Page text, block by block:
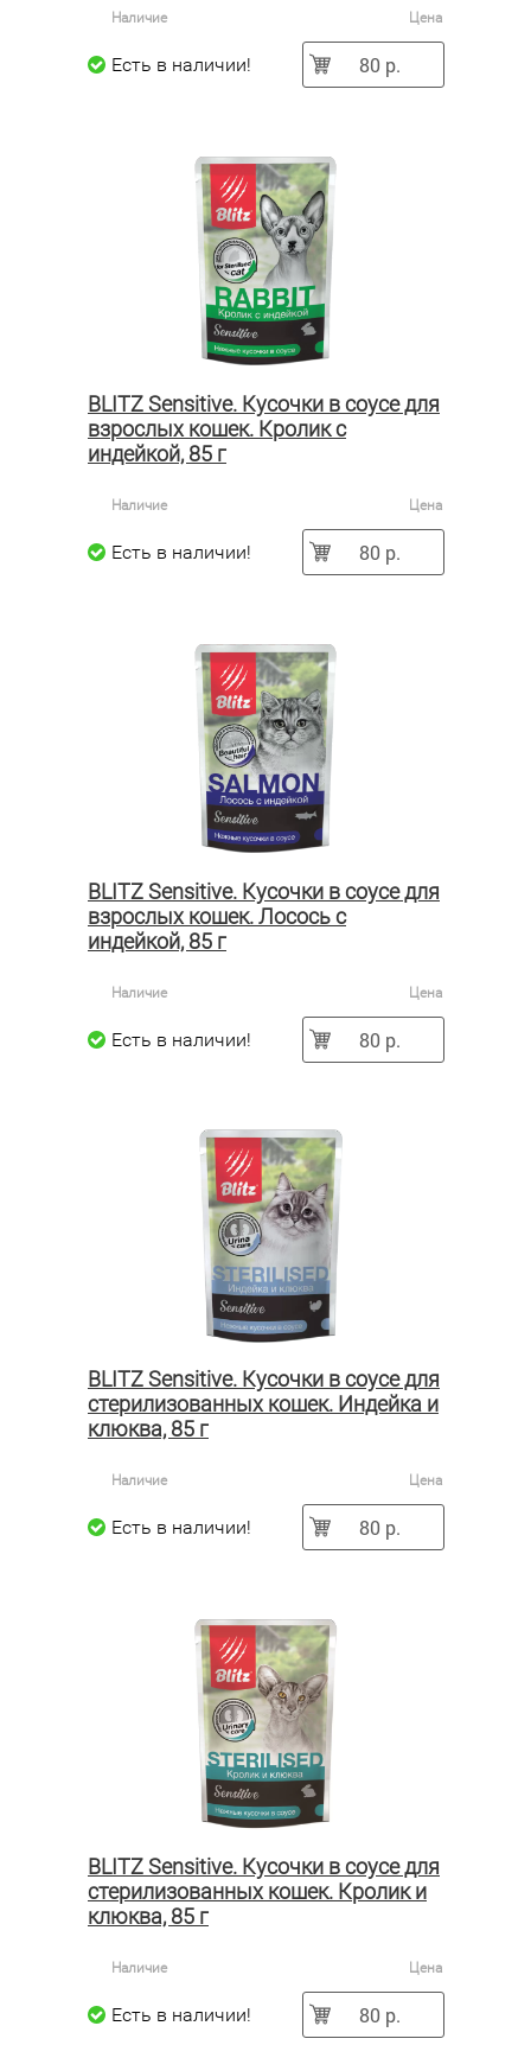
Наличие Цена
Есть в наличии! 80 р.
BLITZ Sensitive. Кусочки в соусе для
взрослых кошек. Кролик с
индейкой, 85 г
Наличие Цена
Есть в наличии! 80 р.
BLITZ Sensitive. Кусочки в соусе для
взрослых кошек. Лосось с
индейкой, 85 г
Наличие Цена
Есть в наличии! 80 р.
BLITZ Sensitive. Кусочки в соусе для
стерилизованных кошек. Индейка и
клюква, 85 г
Наличие Цена
Есть в наличии! 80 р.
BLITZ Sensitive. Кусочки в соусе для
стерилизованных кошек. Кролик и
клюква, 85 г
Наличие Цена
Есть в наличии! 80 р.